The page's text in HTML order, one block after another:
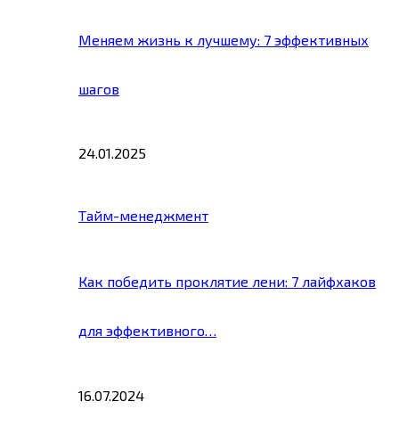
Меняем жизнь к лучшему: 7 эффективных
шагов
24.01.2025
Тайм-менеджмент
Как победить проклятие лени: 7 лайфхаков
для эффективного…
16.07.2024